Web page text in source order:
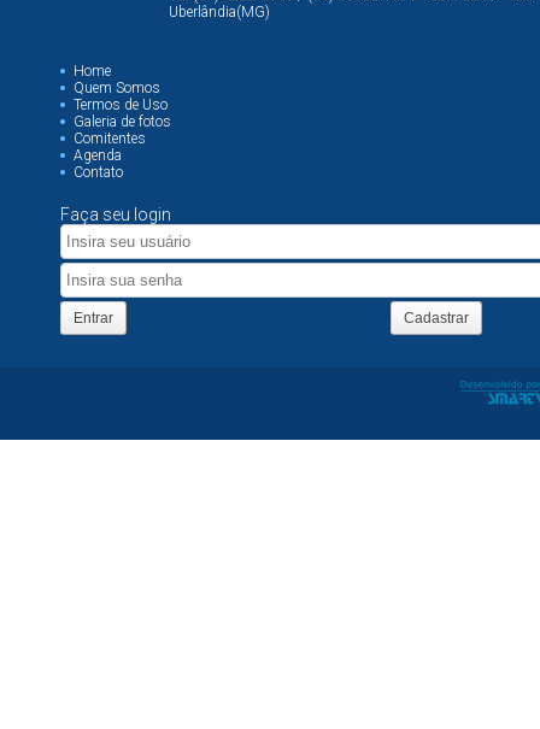
Uberlândia(MG)
Home
Quem Somos
Termos de Uso
Galeria de fotos
Comitentes
Agenda
Contato
Faça seu login
Entrar Cadastrar